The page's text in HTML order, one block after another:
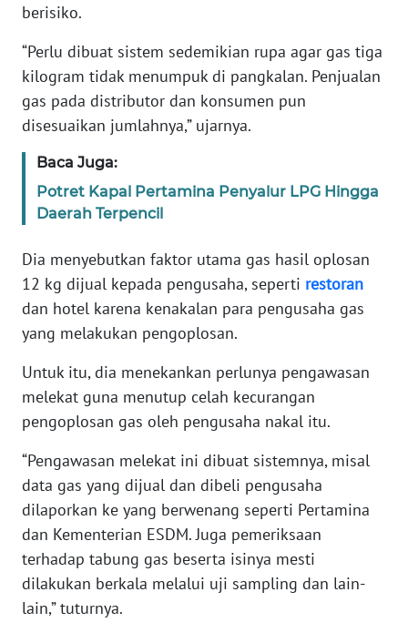
berisiko.
“Perlu dibuat sistem sedemikian rupa agar gas tiga
kilogram tidak menumpuk di pangkalan. Penjualan
gas pada distributor dan konsumen pun
disesuaikan jumlahnya,” ujarnya.
Baca Juga:
Potret Kapal Pertamina Penyalur LPG Hingga
Daerah Terpencil
Dia menyebutkan faktor utama gas hasil oplosan
12 kg dijual kepada pengusaha, seperti restoran
dan hotel karena kenakalan para pengusaha gas
yang melakukan pengoplosan.
Untuk itu, dia menekankan perlunya pengawasan
melekat guna menutup celah kecurangan
pengoplosan gas oleh pengusaha nakal itu.
“Pengawasan melekat ini dibuat sistemnya, misal
data gas yang dijual dan dibeli pengusaha
dilaporkan ke yang berwenang seperti Pertamina
dan Kementerian ESDM. Juga pemeriksaan
terhadap tabung gas beserta isinya mesti
dilakukan berkala melalui uji sampling dan lain-
lain,” tuturnya.
SUMUT
WN
JAKARTA
WN
JABAR
BANTEN
WN
WN
KEPRI
PAPUA
WN
PAPUA
RIAU